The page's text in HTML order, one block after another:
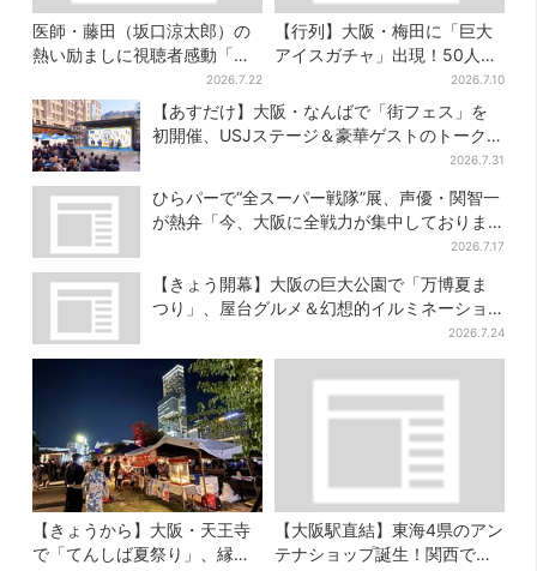
医師・藤田（坂口涼太郎）の
熱い励ましに視聴者感動「泣
かされると思ってなかった」
2026.7.22
【行列】大阪・梅田に「巨大
アイスガチャ」出現！50人以
上が列…初日は即終了、残る
開催日は？
2026.7.10
【あすだけ】大阪・なんばで「街フェス」を
初開催、USJステージ＆豪華ゲストのトークシ
2026.7.31
ひらパーで“全スーパー戦隊”展、声優・関智一
が熱弁「今、大阪に全戦力が集中しておりま
2026.7.17
【きょう開幕】大阪の巨大公園で「万博夏ま
つり」、屋台グルメ＆幻想的イルミネーショ
2026.7.24
【きょうから】大阪・天王寺
で「てんしば夏祭り」、縁日
【大阪駅直結】東海4県のアン
テナショップ誕生！関西では